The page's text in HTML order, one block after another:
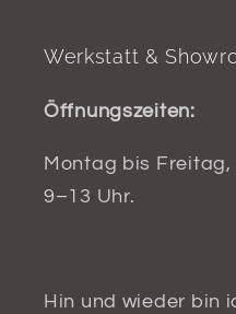
Werkstatt &
Öffnungszeiten:
Montag bis Freitag,
9–13 Uhr.
Hin und wieder bin